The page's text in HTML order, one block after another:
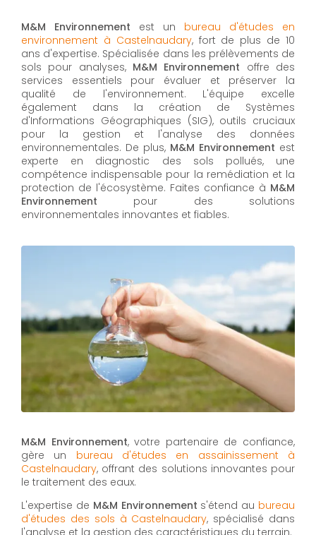
M&M Environnement est un bureau d'études en
environnement à Castelnaudary, fort de plus de 10
ans d'expertise. Spécialisée dans les prélèvements de
sols pour analyses, M&M Environnement offre des
services essentiels pour évaluer et préserver la
qualité de l'environnement. L'équipe excelle
également dans la création de Systèmes
d'Informations Géographiques (SIG), outils cruciaux
pour la gestion et l'analyse des données
environnementales. De plus, M&M Environnement est
experte en diagnostic des sols pollués, une
compétence indispensable pour la remédiation et la
protection de l'écosystème. Faites confiance à M&M
Environnement pour des solutions
environnementales innovantes et fiables.
M&M Environnement, votre partenaire de confiance,
gère un bureau d'études en assainissement à
Castelnaudary, offrant des solutions innovantes pour
le traitement des eaux.
L'expertise de M&M Environnement s'étend au bureau
d'études des sols à Castelnaudary, spécialisé dans